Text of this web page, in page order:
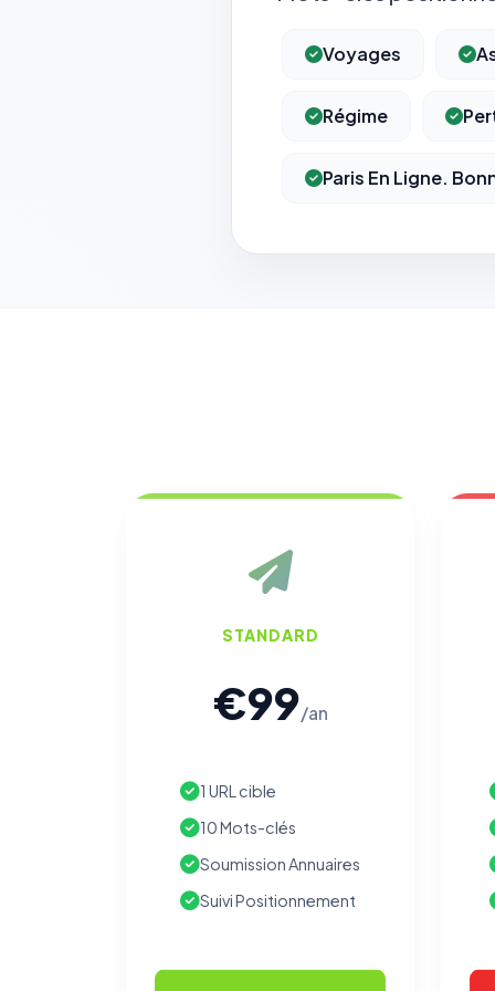
Voyages
Régime
Paris En Ligne.
STANDARD
€99/an
1 URL cible
10 Mots-clés
Soumission Annuaires
Suivi Positionnement